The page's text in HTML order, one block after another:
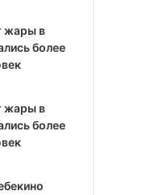
жары в
более
жары в
более